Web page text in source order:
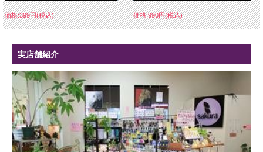
価格:399円(税込) 価格:990円(税込)
実店舗紹介